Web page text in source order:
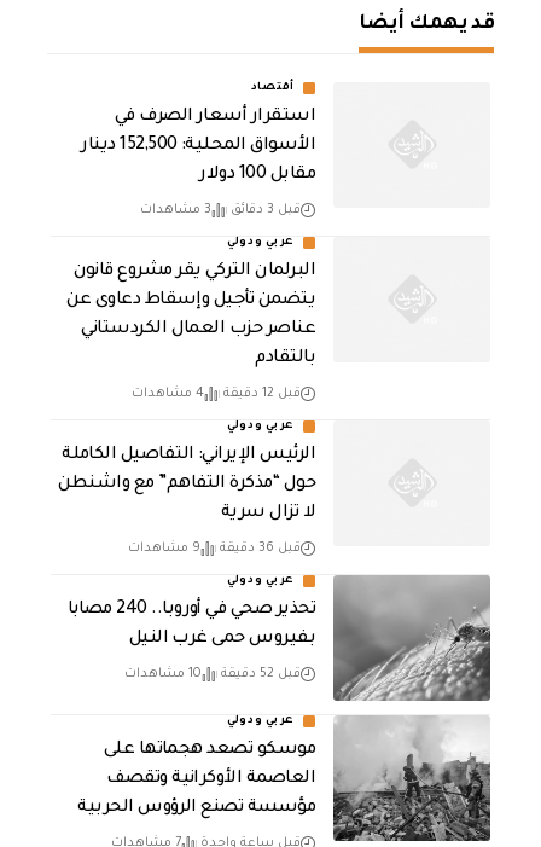
قد يهمك أيضا
أقتصاد
استقرار أسعار الصرف في
الأسواق المحلية: 152,500 دينار
مقابل 100 دولار
قبل 3 دقائق 3 مشاهدات
عربي ودولي
البرلمان التركي يقر مشروع قانون
يتضمن تأجيل وإسقاط دعاوى عن
عناصر حزب العمال الكردستاني
بالتقادم
قبل 12 دقيقة 4 مشاهدات
عربي ودولي
الرئيس الإيراني: التفاصيل الكاملة
حول “مذكرة التفاهم” مع واشنطن
لا تزال سرية
قبل 36 دقيقة 9 مشاهدات
عربي ودولي
تحذير صحي في أوروبا.. 240 مصابا
بفيروس حمى غرب النيل
قبل 52 دقيقة 10 مشاهدات
عربي ودولي
موسكو تصعد هجماتها على
العاصمة الأوكرانية وتقصف
مؤسسة تصنع الرؤوس الحربية
قبل ساعة واحدة 7 مشاهدات